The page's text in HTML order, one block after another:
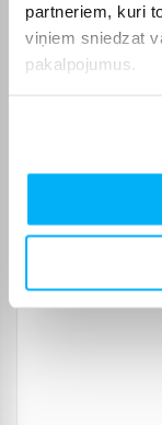
partneriem, kuri
viņiem sniedzat
pakalpojumus.
Ražotājs
Tilpums, ml